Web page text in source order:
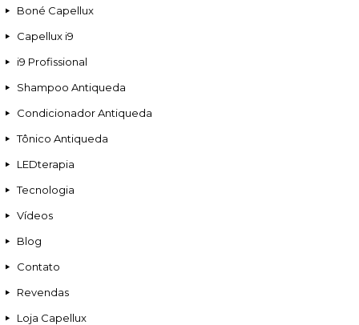
Boné Capellux
Capellux i9
i9 Profissional
Shampoo Antiqueda
Condicionador Antiqueda
Tônico Antiqueda
LEDterapia
Tecnologia
Vídeos
Blog
Contato
Revendas
Loja Capellux